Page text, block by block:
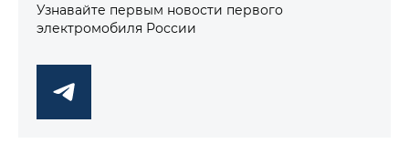
Узнавайте первым новости первого
электромобиля России